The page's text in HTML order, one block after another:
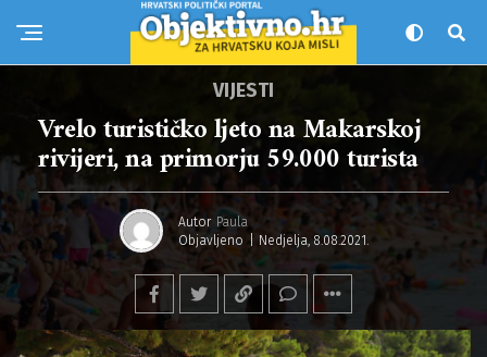
VIJESTI
Vrelo turističko ljeto na Makarskoj
rivijeri, na primorju 59.000 turista
Autor Paula
Objavljeno
Nedjelja, 8.08.2021.